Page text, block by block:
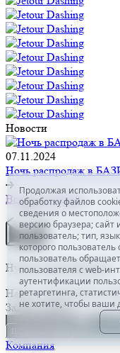
Новости
07.11.2024
Ночь распродаж в
Все автомобили
Нужна консультация?
Наши специалисты
Задать вопрос
ПОДПИСАТЬСЯ
Компания
Продолжая
обработку файлов
сведения о
версию браузера; сайт
пользователь; тип,
которого пользователь
пользователь
пользователя с web-
аутентификации
ретаргетинга,
не хотите, чтобы ваши